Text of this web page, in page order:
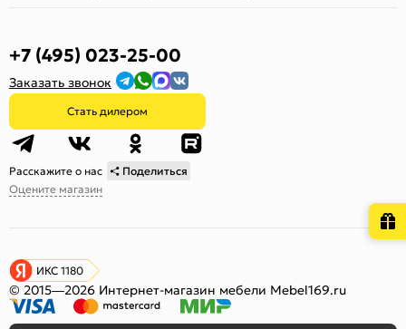
+7 (495) 023-25-00
Заказать звонок
Стать дилером
Расскажите о нас
Поделиться
Оцените магазин
ИКС 1180
© 2015—2026 Интернет-магазин мебели Mebel169.ru